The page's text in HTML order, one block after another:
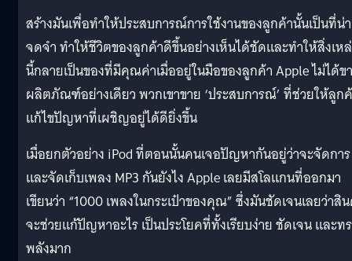
สร้างมันเพื่อทำให้ประสบการณ์การใช้งานของลูกค้านั้นเป็นที่น่า
จดจำ ทำให้ชีวิตของลูกค้าดีขึ้นอย่างเห็นได้ชัดและทำให้สิ่งเห
นี้กลายเป็นของที่มีคุณค่าเมื่ออยู่ในมือของลูกค้า Apple ไม่ได้ข
ผลิตภัณฑ์อย่างเดียว พวกเขาขาย ‘ประสบการณ์’ ที่ช่วยให้ลูก
แก้ไขปัญหาที่เผชิญอยู่ได้ดียิ่งขึ้น
เมื่อยกตัวอย่าง iPod ที่ตอนนั้นคนเจอปัญหากันอยู่ว่าจะจัดการ
และจัดเก็บเพลง MP3 กันยังไง Apple เลยมีสโลแกนที่ออกมา
เขียนว่า “1000 เพลงในกระเป๋าของคุณ” ซึ่งมันชัดเจนเลยว่าสิ
จะช่วยแก้ปัญหาอะไร เป็นประโยคที่ทั้งเรียบง่าย ชัดเจน และท
พลังมาก